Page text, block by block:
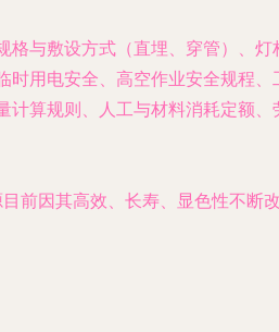
格与敷设方式（直埋、穿管）、
时用电安全、高空作业安全规程
计算规则、人工与材料消耗定额
前因其高效、长寿、显色性不断